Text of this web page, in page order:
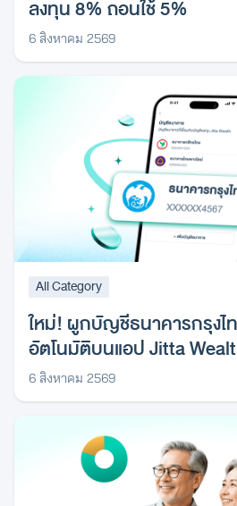
ลงทุน 8% ถอนใช้ 5%
6 สิงหาคม 2569
All Category
ใหม่! ผูกบัญชีธนาคารกรุงไ
อัตโนมัติบนแอป Jitta
6 สิงหาคม 2569